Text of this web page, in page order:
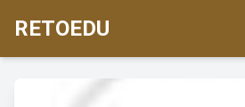
RETOEDU